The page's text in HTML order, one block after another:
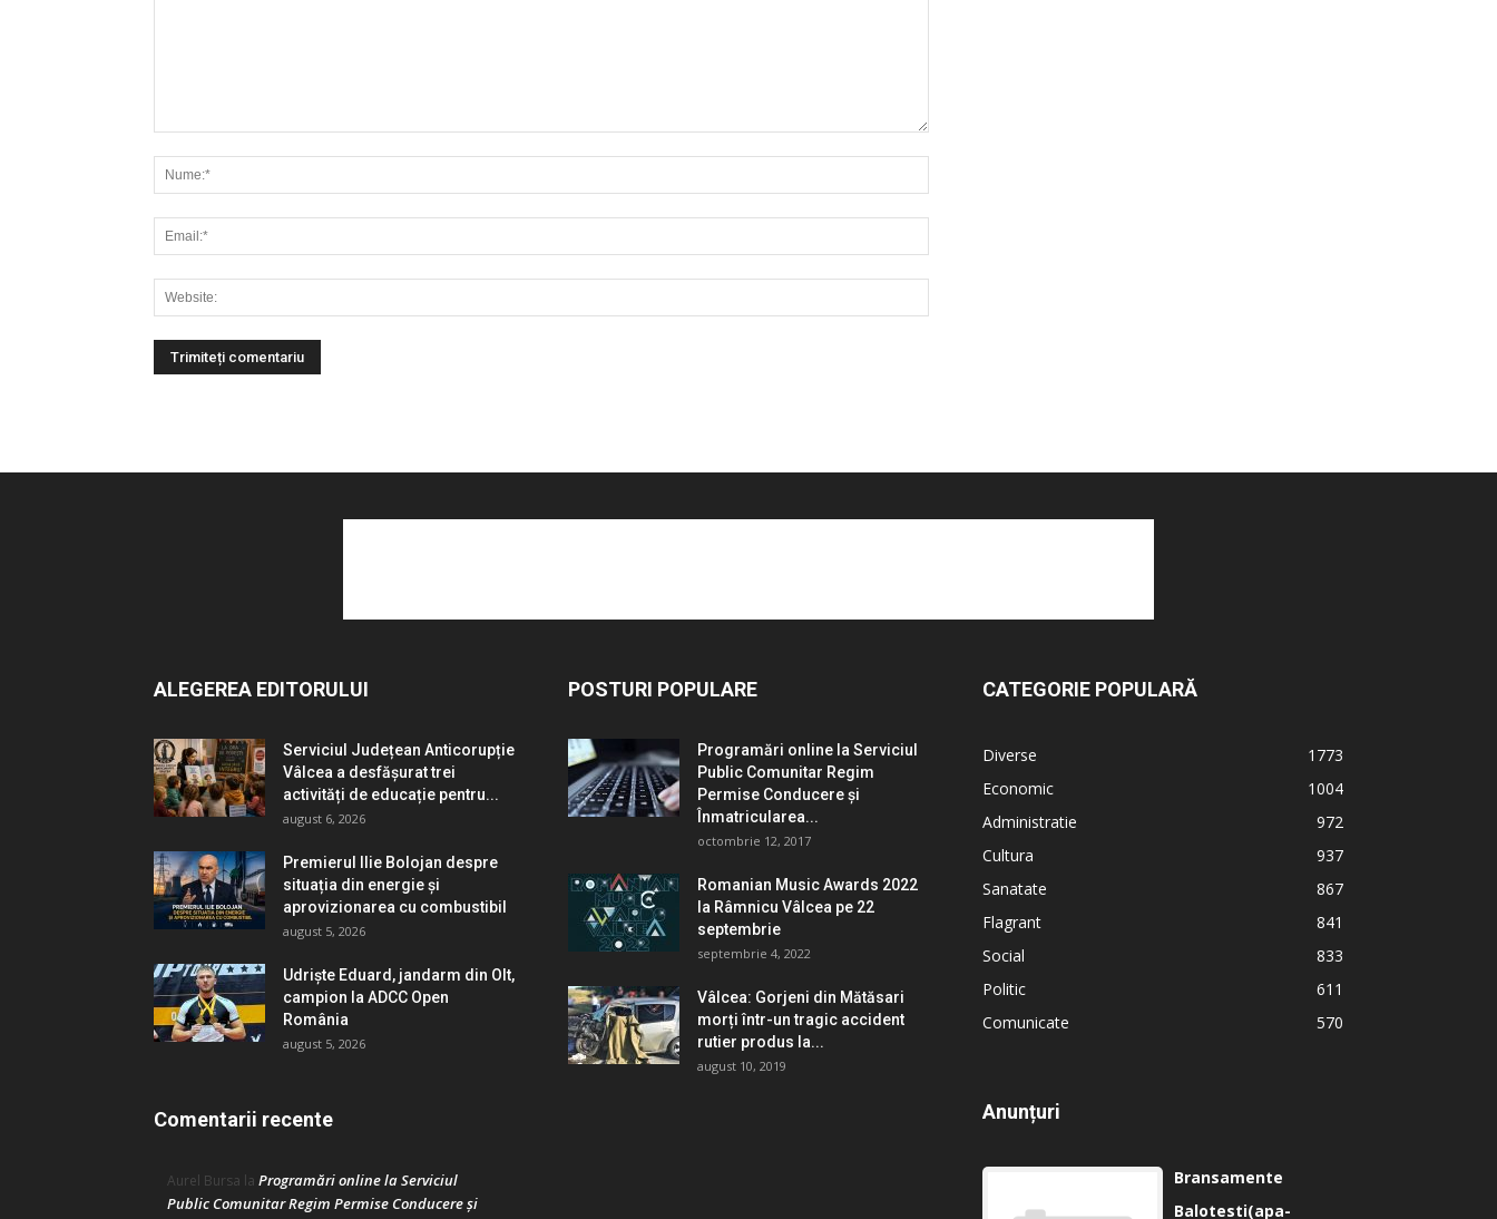
ALEGEREA EDITORULUI
Serviciul Județean Anticorupție
Vâlcea a desfășurat trei
activități de educație pentru...
august 6, 2026
Premierul Ilie Bolojan despre
situația din energie și
aprovizionarea cu combustibil
august 5, 2026
Udriște Eduard, jandarm din Olt,
campion la ADCC Open
România
august 5, 2026
Comentarii recente
Aurel Bursa la Programări online la Serviciul
Public Comunitar Regim Permise Conducere şi
POSTURI POPULARE
Programări online la Serviciul
Public Comunitar Regim
Permise Conducere şi
Înmatricularea...
octombrie 12, 2017
Romanian Music Awards 2022
la Râmnicu Vâlcea pe 22
septembrie
septembrie 4, 2022
Vâlcea: Gorjeni din Mătăsari
morți într-un tragic accident
rutier produs la...
august 10, 2019
CATEGORIE POPULARĂ
Diverse
1773
Economic
1004
Administratie
972
Cultura
937
Sanatate
867
Flagrant
841
Social
833
Politic
611
Comunicate
570
Anunțuri
Bransamente
Balotesti(apa-